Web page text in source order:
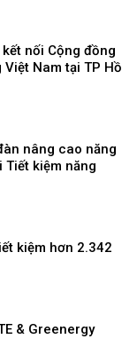
nối Cộng đồng
Nam tại TP Hồ
nâng cao năng
Tiết kiệm năng
kiệm hơn 2.342
& Greenergy